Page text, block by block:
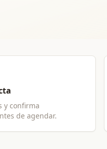
y confirma
de agendar.